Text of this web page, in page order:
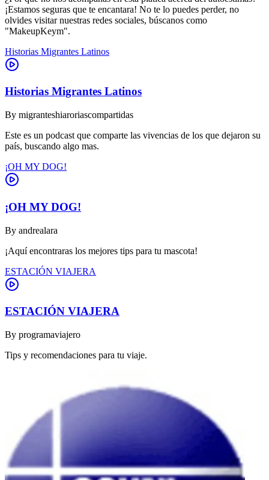
¡Estamos seguras que te encantara! No te lo puedes perder, no
olvides visitar nuestras redes sociales, búscanos como
"MakeupKeym".
Historias Migrantes Latinos
Historias Migrantes Latinos
By migranteshiaroriascompartidas
Este es un podcast que comparte las vivencias de los que dejaron su
país, buscando algo mas.
¡OH MY DOG!
¡OH MY DOG!
By andrealara
¡Aquí encontraras los mejores tips para tu mascota!
ESTACIÓN VIAJERA
ESTACIÓN VIAJERA
By programaviajero
Tips y recomendaciones para tu viaje.